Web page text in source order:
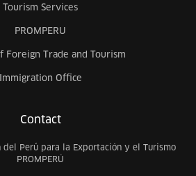
Tourism Services
PROMPERU
Foreign Trade and Tourism
Immigration Office
Contact
del Perú para la Exportación y el Turismo
PROMPERÚ